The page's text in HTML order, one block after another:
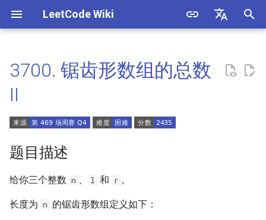
LeetCode Wiki
中文
始
化
搜
擎
题目描述
3. 数组中重复的数字
7. 重建二叉树
1. 整数除法
数
4. 只出现一次的数字
5. 单词长度的最大乘积
1.1. 判定字符是否唯一
1.5. 一次编辑
3700. 锯齿形数组的总数
II
题目描述
给你三个整数 n 、 l 和 r 。
长度为 n 的锯齿形数组定义如下：